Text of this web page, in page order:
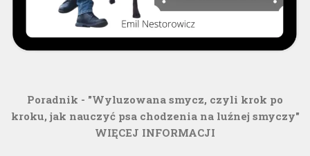
Poradnik - "Wyluzowana smycz, czyli krok po
kroku, jak nauczyć psa chodzenia na luźnej smyczy"
WIĘCEJ INFORMACJI